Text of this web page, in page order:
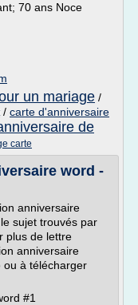
70 ans Noce
un mariage /
/ carte d'anniversaire
de
carte
word -
anniversaire
sujet trouvés par
plus de lettre
anniversaire
ou à télécharger
#1